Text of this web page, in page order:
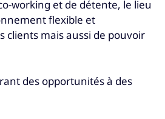
working et de détente, le lieu
flexible et
clients mais aussi de pouvoir
des opportunités à des